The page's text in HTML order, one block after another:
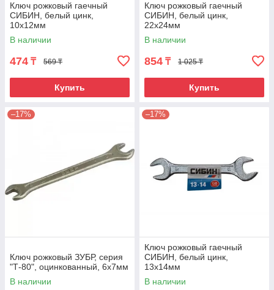
Ключ рожковый гаечный
СИБИН, белый цинк,
10х12мм
В наличии
474 ₸ 569 ₸
Купить
Ключ рожковый гаечный
СИБИН, белый цинк,
22х24мм
В наличии
854 ₸ 1 025 ₸
Купить
–17%
Ключ рожковый ЗУБР, серия
"Т-80", оцинкованный, 6х7мм
В наличии
–17%
Ключ рожковый гаечный
СИБИН, белый цинк,
13х14мм
В наличии